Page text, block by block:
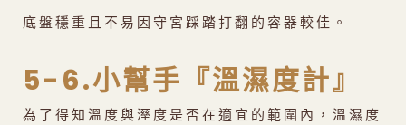
底盤穩重且不易因守宮踩踏打翻的容器較佳。
5-6.小幫手『溫濕度計』
為了得知溫度與溼度是否在適宜的範圍內，溫濕度